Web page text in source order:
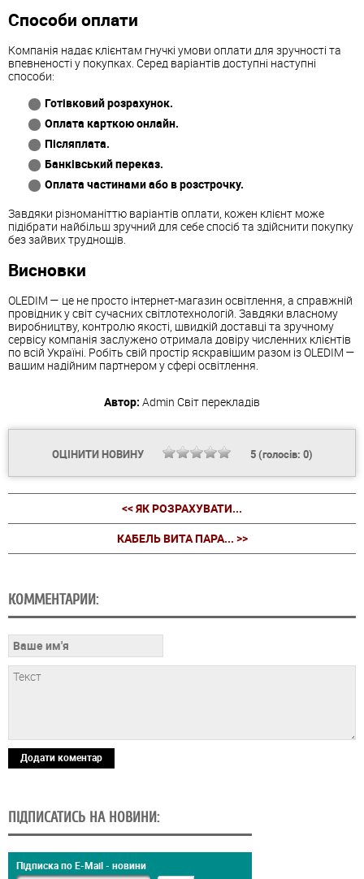
Способи оплати
Компанія надає клієнтам гнучкі умови оплати для зручності та
впевненості у покупках. Серед варіантів доступні наступні
способи:
Готівковий розрахунок.
Оплата карткою онлайн.
Післяплата.
Банківський переказ.
Оплата частинами або в розстрочку.
Завдяки різноманіттю варіантів оплати, кожен клієнт може
підібрати найбільш зручний для себе спосіб та здійснити покупку
без зайвих труднощів.
Висновки
OLEDIM — це не просто інтернет-магазин освітлення, а справжній
провідник у світ сучасних світлотехнологій. Завдяки власному
виробництву, контролю якості, швидкій доставці та зручному
сервісу компанія заслужено отримала довіру численних клієнтів
по всій Україні. Робіть свій простір яскравішим разом із OLEDIM —
вашим надійним партнером у сфері освітлення.
Автор: Admin Світ перекладів
ОЦІНИТИ НОВИНУ 5(голосів: 0)
<< ЯК РОЗРАХУВАТИ...
КАБЕЛЬ ВИТА ПАРА... >>
КОММЕНТАРИИ:
Додати коментар
ПІДПИСАТИСЬ НА НОВИНИ:
Підписка по E-Mail - новини